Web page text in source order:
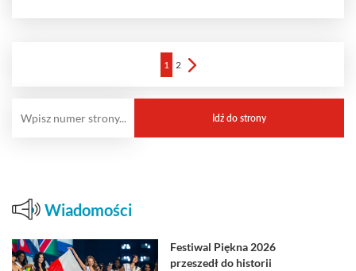
1 2
Wiadomości
Festiwal Piękna 2026
przeszedł do historii